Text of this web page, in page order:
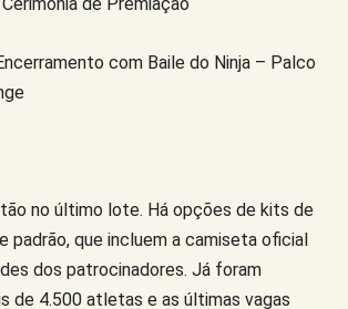
com Baile do Ninja – Palco
no último lote. Há opções de kits de
padrão, que incluem a camiseta oficial
dos patrocinadores. Já foram
de 4.500 atletas e as últimas vagas